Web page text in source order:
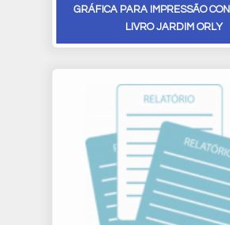
GRÁFICA PARA IMPRESSÃO
LIVRO JARDIM ORLY